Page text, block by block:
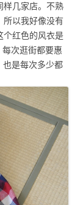
样几家店。不熟
所以我好像没有
个红色的风衣是
次逛街都要惠
是每次多少都